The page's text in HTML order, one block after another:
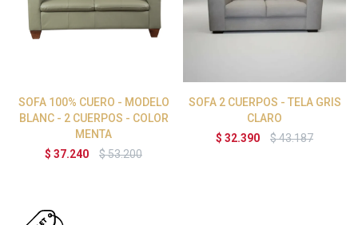
SOFA 100% CUERO - MODELO
BLANC - 2 CUERPOS - COLOR
MENTA
$ 37.240 $53.200
SOFA 2 CUERPOS - TELA GRIS
CLARO
$ 32.390 $43.187